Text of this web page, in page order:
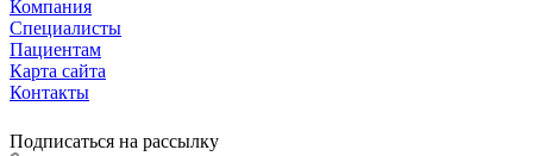
Компания
Специалисты
Пациентам
Карта сайта
Контакты
Подписаться на рассылку